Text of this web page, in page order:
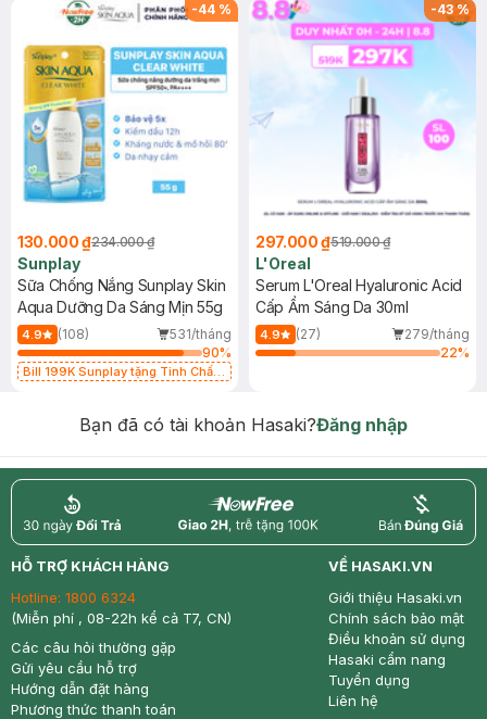
-44 %
130.000 ₫234.000 ₫
Sunplay
Sữa Chống Nắng Sunplay Skin
Aqua Dưỡng Da Sáng Mịn 55g
4.9 (108)
531/tháng
90%
Bill 199K Sunplay tặng Tinh Chất
-43%
297.000 ₫519.000 ₫
L'Oreal
Serum L'Oreal Hyaluronic Acid
Cấp Ẩm Sáng Da 30ml
4.9 (27)
279/tháng
22%
Bạn đã có tài khoản Hasaki?Đăng nhập
return nowfree price
HỖ TRỢ KHÁCH HÀNG
Hotline: 1800 6324
(Miễn phí , 08-22h kể cả T7, CN)
Các câu hỏi thường gặp
Gửi yêu cầu hỗ trợ
Hướng dẫn đặt hàng
Phương thức thanh toán
VỀ HASAKI.VN
Giới thiệu Hasaki.vn
Chính sách bảo mật
Điều khoản sử dụng
Hasaki cẩm nang
Tuyển dụng
Liên hệ